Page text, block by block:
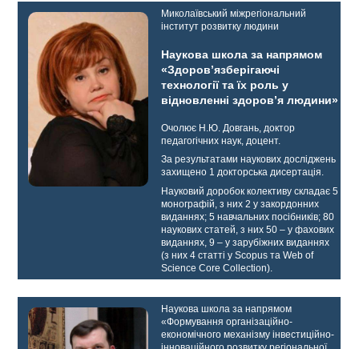
Миколаївський міжрегіональний
інститут розвитку людини
Наукова школа за напрямом
«Здоров’язберігаючі
технології та їх роль у
відновленні здоров’я людини»
Очолює Н.Ю. Довгань, доктор
педагогічних наук, доцент.
За результатами наукових досліджень
захищено 1 докторська дисертація.
Науковий доробок колективу складає 5
монографій, з них 2 у закордонних
виданнях; 5 навчальних посібників; 80
наукових статей, з них 50 – у фахових
виданнях, 9 – у зарубіжних виданнях
(з них 4 статті у Scopus та Web of
Science Core Collection).
Наукова школа за напрямом
«Формування організаційно-
економічного механізму інвестиційно-